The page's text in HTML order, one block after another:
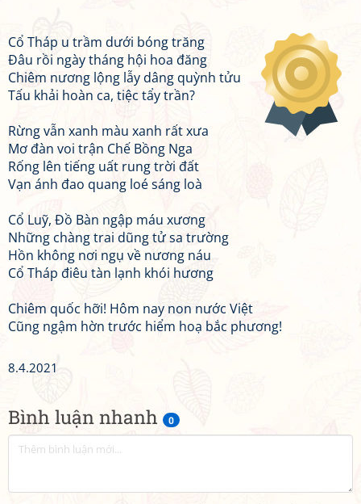
Bình luận nhanh 0
Cổ Tháp u trầm dưới bóng trăng
Đâu rồi ngày tháng hội hoa đăng
Chiêm nương lộng lẫy dâng quỳnh tửu
Tấu khải hoàn ca, tiệc tẩy trần?
Rừng vẫn xanh màu xanh rất xưa
Mơ đàn voi trận Chế Bồng Nga
Rống lên tiếng uất rung trời đất
Vạn ánh đao quang loé sáng loà
Cổ Luỹ, Đồ Bàn ngập máu xương
Những chàng trai dũng tử sa trường
Hồn không nơi ngụ về nương náu
Cổ Tháp điêu tàn lạnh khói hương
Chiêm quốc hỡi! Hôm nay non nước Việt
Cũng ngậm hờn trước hiểm hoạ bắc phương!
8.4.2021